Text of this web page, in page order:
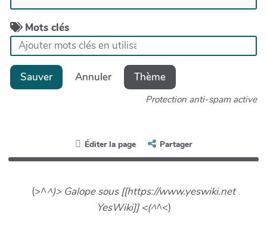
Mots clés
Sauver Annuler Thème
Protection anti-spam active
Éditer la page Partager
(>^^)> Galope sous [[https://www.yeswiki.net
YesWiki]] <(^^<)